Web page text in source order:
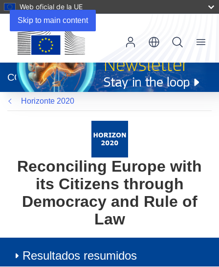
Skip to main content
Web oficial de la UE
abrirá
en
una
nueva
ventana)
CORDIS
Menu
Horizonte 2020
Reconciling Europe with
its Citizens through
Democracy and Rule of
Law
Resultados resumidos